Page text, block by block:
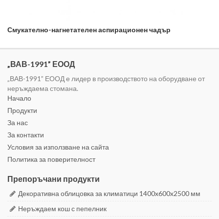
Смукателно-нагнетателен аспирационен чадър
„ВАВ-1991” ЕООД
„ВАВ-1991” ЕООД е лидер в производството на оборудване от
неръждаема стомана.
Начало
Продукти
За нас
За контакти
Условия за използване на сайта
Политика за поверителност
Препоръчани продукти
Декоративна облицовка за климатици 1400x600x2500 мм
Неръждаем кош с пепелник